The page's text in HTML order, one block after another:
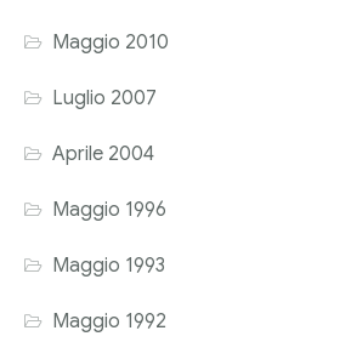
Maggio 2010
Luglio 2007
Aprile 2004
Maggio 1996
Maggio 1993
Maggio 1992